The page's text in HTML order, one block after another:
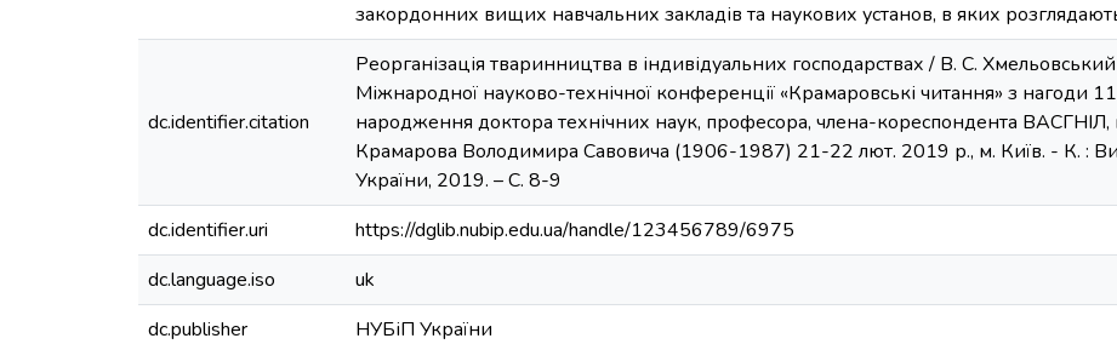
закордонних вищих навчальних закладів та наукових установ, в яких
dc.identifier.citation
Реорганізація тваринництва в індивідуальних господарствах / B. С.
Міжнародної науково-технічної конференції «Крамаровські читання» з нагоди
народження доктора технічних наук, професора, члена-кореспондента
Крамарова Володимира Савовича (1906-1987) 21-22 лют. 2019 р., м. Київ. - К. :
України, 2019. – C. 8-9
dc.identifier.uri
https://dglib.nubip.edu.ua/handle/123456789/6975
dc.language.iso
uk
dc.publisher
НУБіП України